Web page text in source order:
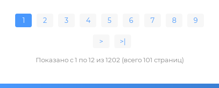
1 2 3 4 5 6 7 8 9
> >|
Показано с 1 по 12 из 1202 (всего 101 страниц)